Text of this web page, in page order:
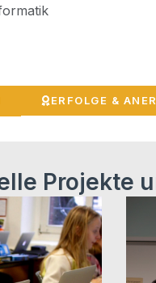
ERFOL­GE &
Projekte